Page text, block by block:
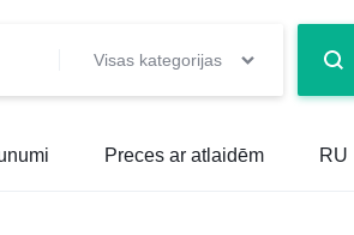
Visas kategorijas
Preces ar atlaidēm RU